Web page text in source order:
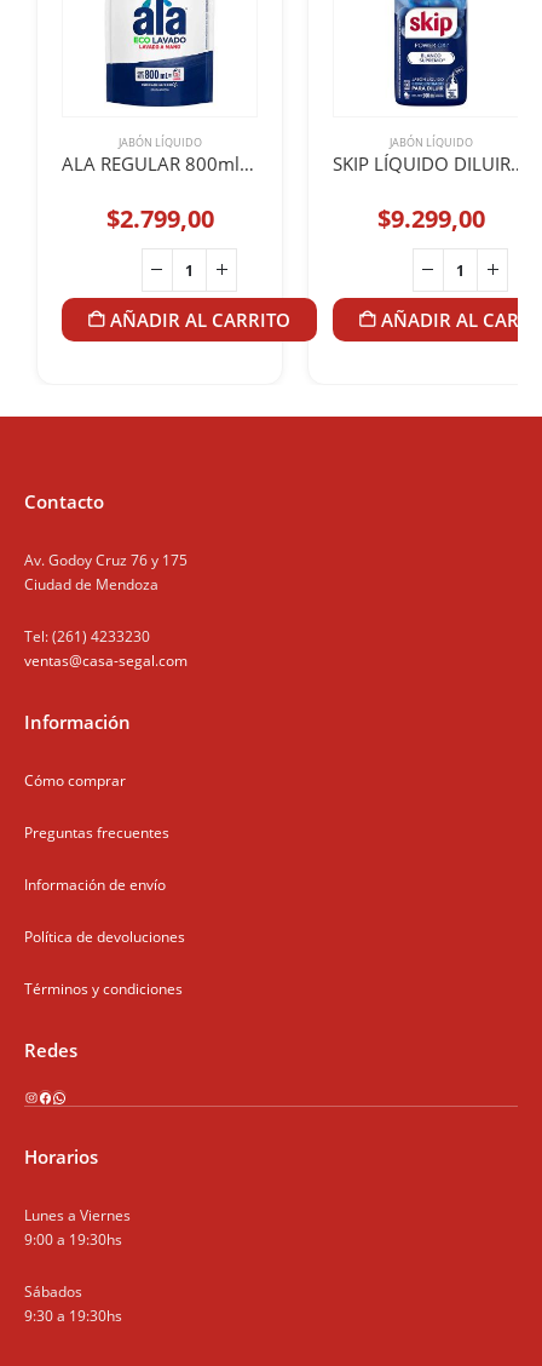
JABÓN LÍQUIDO
ALA REGULAR 800ml ECOLAVADO
$2.799,00
AÑADIR AL CARRITO
JABÓN LÍQUIDO
SKIP LÍQUIDO DILUIR 500ml 3Lts POWER OXI
$9.299,00
AÑADIR AL
Contacto
Av. Godoy Cruz 76 y 175
Ciudad de Mendoza
Tel: (261) 4233230
ventas@casa-segal.com
Información
Cómo comprar
Preguntas frecuentes
Información de envío
Política de devoluciones
Términos y condiciones
Redes
Instagram
Facebook
WhatsApp
Horarios
Lunes a Viernes
9:00 a 19:30hs
Sábados
9:30 a 19:30hs